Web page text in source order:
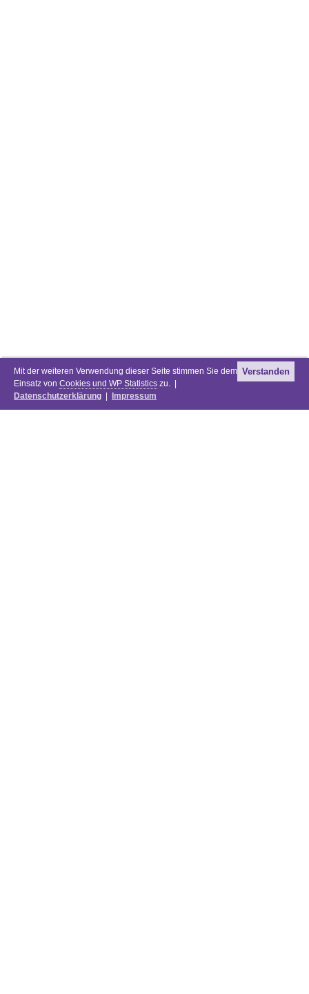
Mit der weiteren Verwendung dieser Seite stimmen Sie dem
Einsatz von Cookies und WP Statistics zu. |
Datenschutzerklärung
Impressum
Verstanden